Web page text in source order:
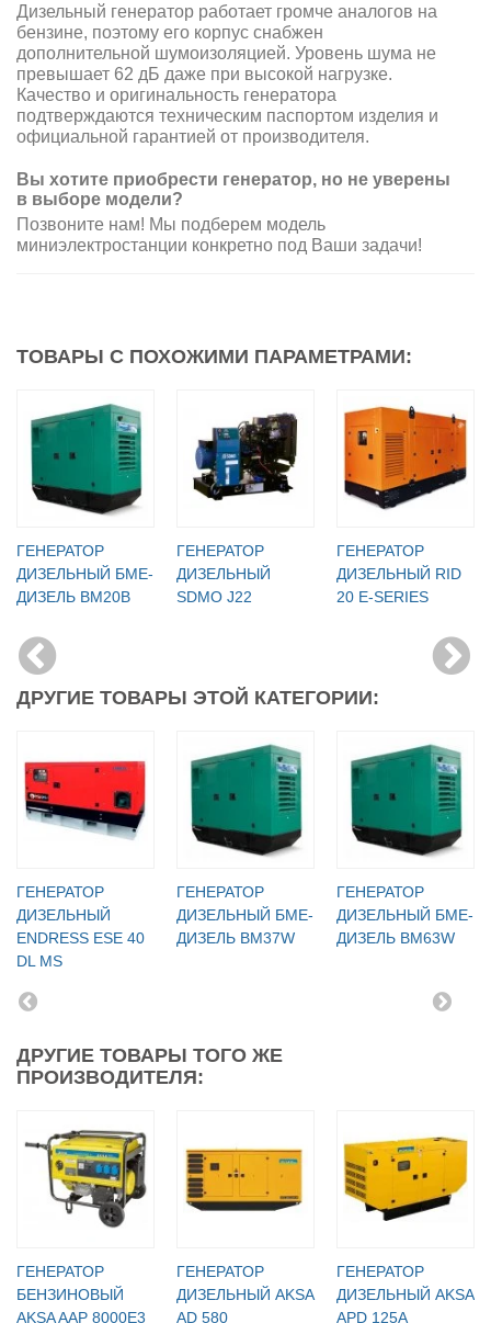
Дизельный генератор работает громче аналогов на
бензине, поэтому его корпус снабжен
дополнительной шумоизоляцией. Уровень шума не
превышает 62 дБ даже при высокой нагрузке.
Качество и оригинальность генератора
подтверждаются техническим паспортом изделия и
официальной гарантией от производителя.
Вы хотите приобрести генератор, но не уверены
в выборе модели?
Позвоните нам! Мы подберем модель
миниэлектростанции конкретно под Ваши задачи!
ТОВАРЫ С ПОХОЖИМИ ПАРАМЕТРАМИ:
ГЕНЕРАТОР
ДИЗЕЛЬНЫЙ БМЕ-
ДИЗЕЛЬ BM20B
ГЕНЕРАТОР
ДИЗЕЛЬНЫЙ
SDMO J22
ГЕНЕРАТОР
ДИЗЕЛЬНЫЙ RID
20 E-SERIES
ДРУГИЕ ТОВАРЫ ЭТОЙ КАТЕГОРИИ:
ГЕНЕРАТОР
ДИЗЕЛЬНЫЙ
ENDRESS ESE 40
DL MS
ГЕНЕРАТОР
ДИЗЕЛЬНЫЙ БМЕ-
ДИЗЕЛЬ BM37W
ГЕНЕРАТОР
ДИЗЕЛЬНЫЙ БМЕ-
ДИЗЕЛЬ BM63W
ДРУГИЕ ТОВАРЫ ТОГО ЖЕ
ПРОИЗВОДИТЕЛЯ:
ГЕНЕРАТОР
БЕНЗИНОВЫЙ
AKSA AAP 8000E3
ГЕНЕРАТОР
ДИЗЕЛЬНЫЙ AKSA
AD 580
ГЕНЕРАТОР
ДИЗЕЛЬНЫЙ AKSA
APD 125A